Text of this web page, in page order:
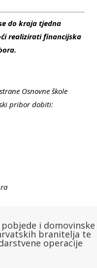
do kraja tjedna
realizirati financijska
Osnovne škole
pribor dobiti:
i domovinske
branitelja te
operacije